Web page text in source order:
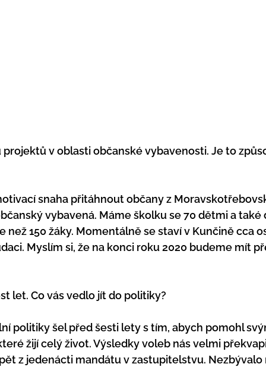
v oblasti občanské vybavenosti. Je to
snaha přitáhnout občany z
vybavená. Máme školku se 70 dětmi a
než 150 žáky. Momentálně se staví v Kunčině cca
Myslím si, že na konci roku 2020 budeme mít
let. Co vás vedlo jít do politiky?
politiky šel před šesti lety s tím, abych pomohl
žijí celý život. Výsledky voleb nás velmi
z jedenácti mandátu v zastupitelstvu.